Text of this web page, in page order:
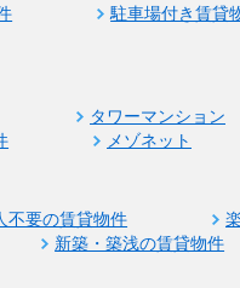
駐車場付き賃貸
タワーマンション
メゾネット
不要の賃貸物件
新築・築浅の賃貸物件